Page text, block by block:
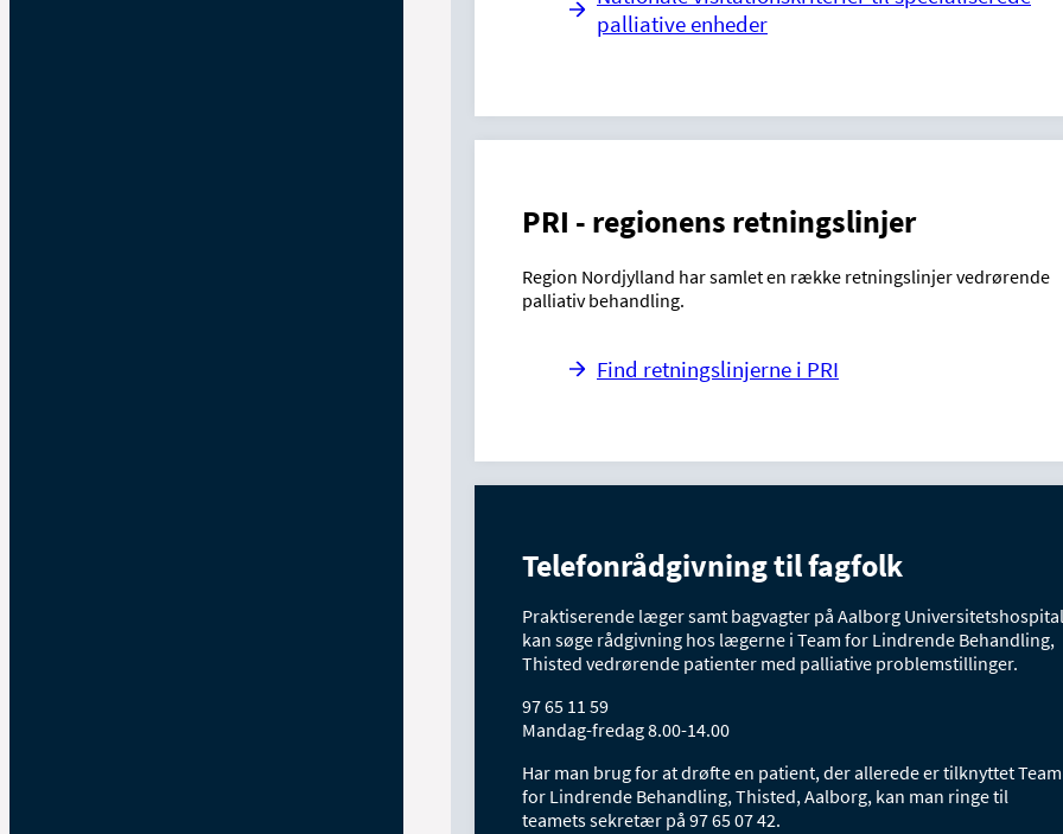
palliative enheder
PRI - regionens retningslinjer
Region Nordjylland har samlet en række retningslinjer vedrørende
palliativ behandling.
Find retningslinjerne i PRI
Telefonrådgivning til fagfolk
Praktiserende læger samt bagvagter på Aalborg Universitetshospital
kan søge rådgivning hos lægerne i Team for Lindrende Behandling,
Thisted vedrørende patienter med palliative problemstillinger.
97 65 11 59
Mandag-fredag 8.00-14.00
Har man brug for at drøfte en patient, der allerede er tilknyttet Team
for Lindrende Behandling, Thisted, Aalborg, kan man ringe til
teamets sekretær på 97 65 07 42.